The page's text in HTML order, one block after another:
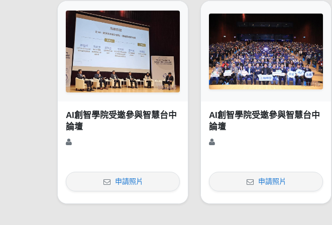
AI創智學院受邀參與智慧台中
論壇
申請照片
AI創智學院受邀參與智慧台中
論壇
申請照片